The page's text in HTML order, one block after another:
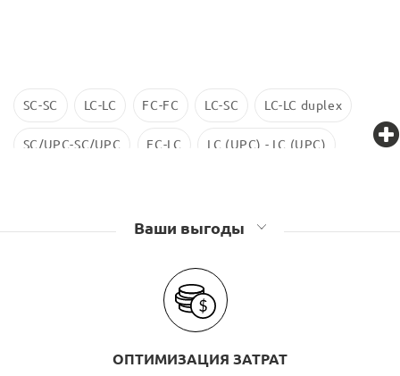
SC-SC LC-LC FC-FC LC-SC LC-LC duplex
SC/UPC-SC/UPC FC-LC LC (UPC) - LC (UPC)
Ваши выгоды
ОПТИМИЗАЦИЯ ЗАТРАТ